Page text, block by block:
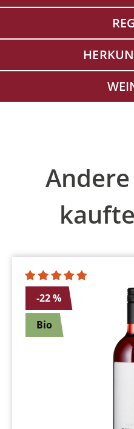
-22 %
Bio